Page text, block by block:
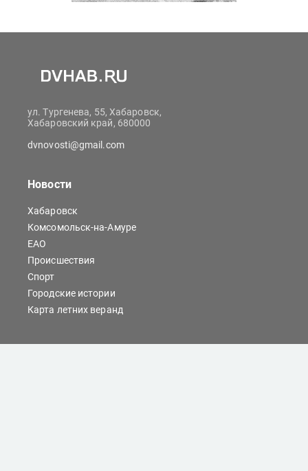
ул. Тургенева, 55, Хабаровск,
Хабаровский край, 680000
dvnovosti@gmail.com
Новости
Хабаровск
Комсомольск-на-Амуре
ЕАО
Происшествия
Спорт
Городские истории
Карта летних веранд